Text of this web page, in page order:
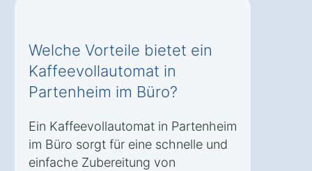
Welche Vorteile bietet ein
Kaffeevollautomat in
Partenheim im Büro?
Ein Kaffeevollautomat in Partenheim
im Büro sorgt für eine schnelle und
einfache Zubereitung von